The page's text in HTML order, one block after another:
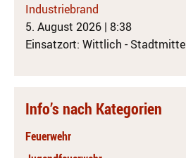
Industriebrand
5. August 2026 | 8:38
Einsatzort: Wittlich - Stadtmitte
Info’s nach Kategorien
Feuerwehr